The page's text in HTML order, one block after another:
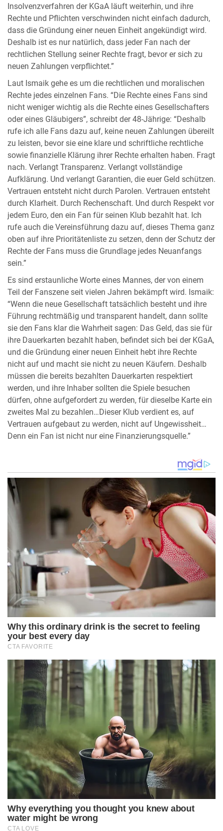
Insolvenzverfahren der KGaA läuft weiterhin, und ihre
Rechte und Pflichten verschwinden nicht einfach dadurch,
dass die Gründung einer neuen Einheit angekündigt wird.
Deshalb ist es nur natürlich, dass jeder Fan nach der
rechtlichen Stellung seiner Rechte fragt, bevor er sich zu
neuen Zahlungen verpflichtet.”
Laut Ismaik gehe es um die rechtlichen und moralischen
Rechte jedes einzelnen Fans. “Die Rechte eines Fans sind
nicht weniger wichtig als die Rechte eines Gesellschafters
oder eines Gläubigers”, schreibt der 48-Jährige: “Deshalb
rufe ich alle Fans dazu auf, keine neuen Zahlungen übereilt
zu leisten, bevor sie eine klare und schriftliche rechtliche
sowie finanzielle Klärung ihrer Rechte erhalten haben. Fragt
nach. Verlangt Transparenz. Verlangt vollständige
Aufklärung. Und verlangt Garantien, die euer Geld schützen.
Vertrauen entsteht nicht durch Parolen. Vertrauen entsteht
durch Klarheit. Durch Rechenschaft. Und durch Respekt vor
jedem Euro, den ein Fan für seinen Klub bezahlt hat. Ich
rufe auch die Vereinsführung dazu auf, dieses Thema ganz
oben auf ihre Prioritätenliste zu setzen, denn der Schutz der
Rechte der Fans muss die Grundlage jedes Neuanfangs
sein.”
Es sind erstaunliche Worte eines Mannes, der von einem
Teil der Fanszene seit vielen Jahren bekämpft wird. Ismaik:
“Wenn die neue Gesellschaft tatsächlich besteht und ihre
Führung rechtmäßig und transparent handelt, dann sollte
sie den Fans klar die Wahrheit sagen: Das Geld, das sie für
ihre Dauerkarten bezahlt haben, befindet sich bei der KGaA,
und die Gründung einer neuen Einheit hebt ihre Rechte
nicht auf und macht sie nicht zu neuen Käufern. Deshalb
müssen die bereits bezahlten Dauerkarten respektiert
werden, und ihre Inhaber sollten die Spiele besuchen
dürfen, ohne aufgefordert zu werden, für dieselbe Karte ein
zweites Mal zu bezahlen…Dieser Klub verdient es, auf
Vertrauen aufgebaut zu werden, nicht auf Ungewissheit…
Denn ein Fan ist nicht nur eine Finanzierungsquelle.”